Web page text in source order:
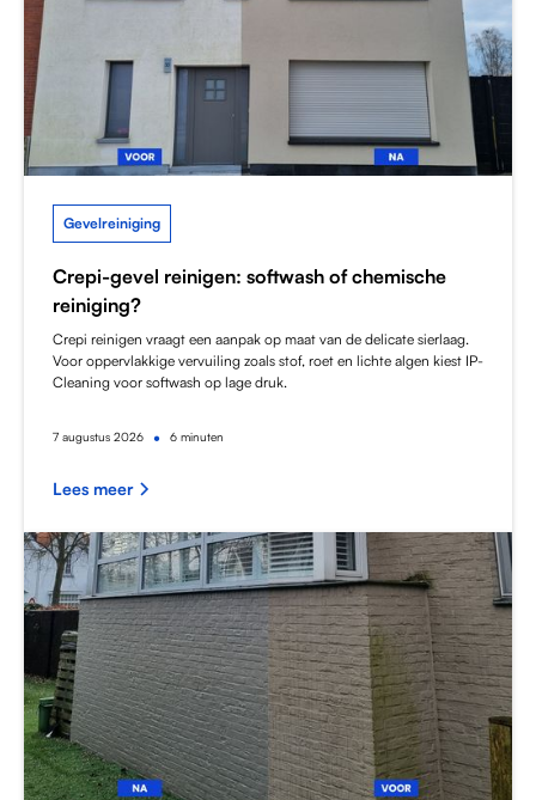
Gevelreiniging
Crepi-gevel reinigen: softwash of chemische
reiniging?
Crepi reinigen vraagt een aanpak op maat van de delicate sierlaag.
Voor oppervlakkige vervuiling zoals stof, roet en lichte algen kiest IP-
Cleaning voor softwash op lage druk.
7 augustus 2026 • 6 minuten
Lees meer